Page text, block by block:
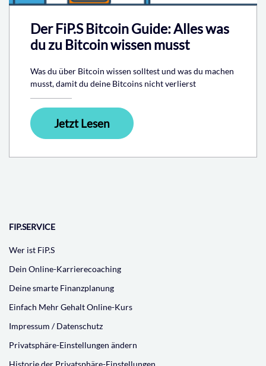
Der FiP.S Bitcoin Guide: Alles was
du zu Bitcoin wissen musst
Was du über Bitcoin wissen solltest und was du machen
musst, damit du deine Bitcoins nicht verlierst
Jetzt Lesen
FIP.SERVICE
Wer ist FiP.S
Dein Online-Karrierecoaching
Deine smarte Finanzplanung
Einfach Mehr Gehalt Online-Kurs
Impressum / Datenschutz
Privatsphäre-Einstellungen ändern